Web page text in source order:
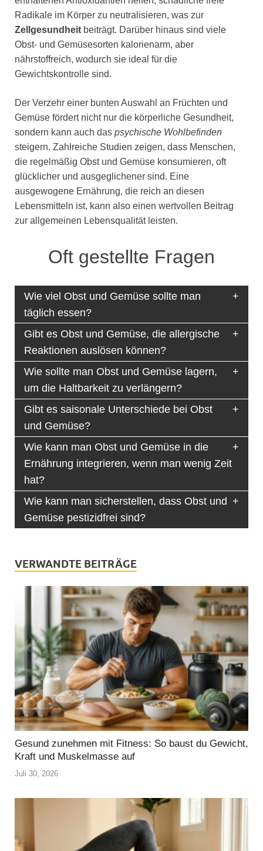
Radikale im Körper zu neutralisieren, was zur
Zellgesundheit beiträgt. Darüber hinaus sind viele
Obst- und Gemüsesorten kalorienarm, aber
nährstoffreich, wodurch sie ideal für die
Gewichtskontrolle sind.
Der Verzehr einer bunten Auswahl an Früchten und
Gemüse fördert nicht nur die körperliche Gesundheit,
sondern kann auch das psychische Wohlbefinden
steigern. Zahlreiche Studien zeigen, dass Menschen,
die regelmäßig Obst und Gemüse konsumieren, oft
glücklicher und ausgeglichener sind. Eine
ausgewogene Ernährung, die reich an diesen
Lebensmitteln ist, kann also einen wertvollen Beitrag
zur allgemeinen Lebensqualität leisten.
Oft gestellte Fragen
Wie viel Obst und Gemüse sollte man
täglich essen?
Gibt es Obst und Gemüse, die allergische
Reaktionen auslösen können?
Wie sollte man Obst und Gemüse lagern,
um die Haltbarkeit zu verlängern?
Gibt es saisonale Unterschiede bei Obst
und Gemüse?
Wie kann man Obst und Gemüse in die
Ernährung integrieren, wenn man wenig Zeit
hat?
Wie kann man sicherstellen, dass Obst und
Gemüse pestizidfrei sind?
VERWANDTE BEITRÄGE
Gesund zunehmen mit Fitness: So baust du Gewicht,
Kraft und Muskelmasse auf
Juli 30, 2026